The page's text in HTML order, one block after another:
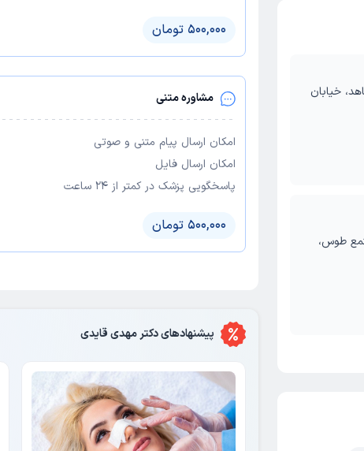
500,000 تومان
مشاوره متنی
امکان ارسال پیام متنی و صوتی
امکان ارسال فایل
پاسخگویی پزشک در کمتر از ۲۴ ساعت
500,000 تومان
پیشنهاد‌هایدکتر مهدی قایدی
خیابان
طوس،